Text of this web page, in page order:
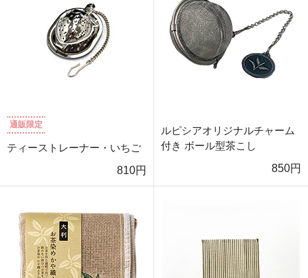
通販限定
ティーストレーナー・いちご
810円
ルピシアオリジナルチャーム
付き ボール型茶こし
850円